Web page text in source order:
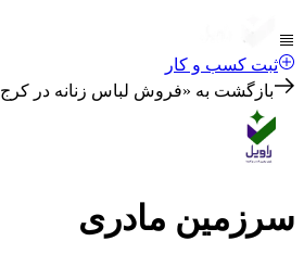
ثبت کسب و کار
بازگشت به «فروش لباس زنانه در کرج
سرزمین مادری